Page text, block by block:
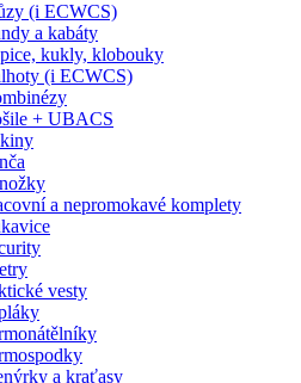
(i ECWCS)
a kabáty
kukly, klobouky
(i ECWCS)
+ UBACS
a nepromokavé komplety
vesty
a kraťasy